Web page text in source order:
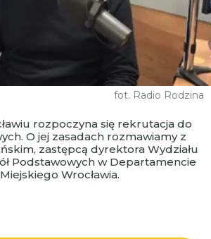
fot. Radio Rodzina
rozpoczyna się rekrutacja do
O jej zasadach rozmawiamy z
zastępcą dyrektora Wydziału
Podstawowych w Departamencie
Wrocławia.